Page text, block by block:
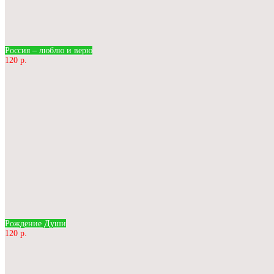
Россия – люблю и верю
120 р.
Рождение Души
120 р.